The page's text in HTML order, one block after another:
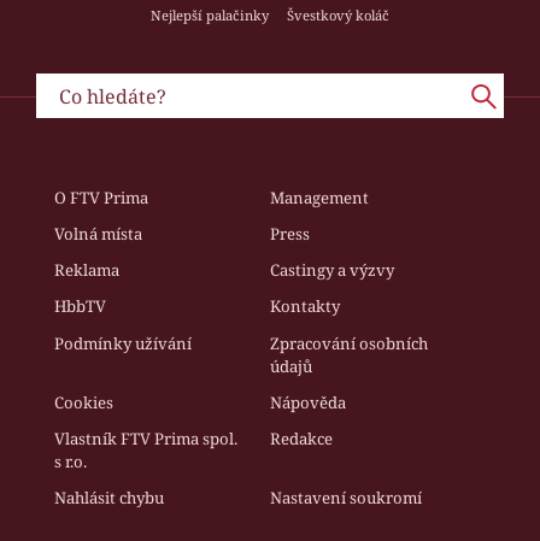
Nejlepší palačinky
Švestkový koláč
O FTV Prima
Management
Volná místa
Press
Reklama
Castingy a výzvy
HbbTV
Kontakty
Podmínky užívání
Zpracování osobních
údajů
Cookies
Nápověda
Vlastník FTV Prima spol.
s r.o.
Redakce
Nahlásit chybu Nastavení soukromí